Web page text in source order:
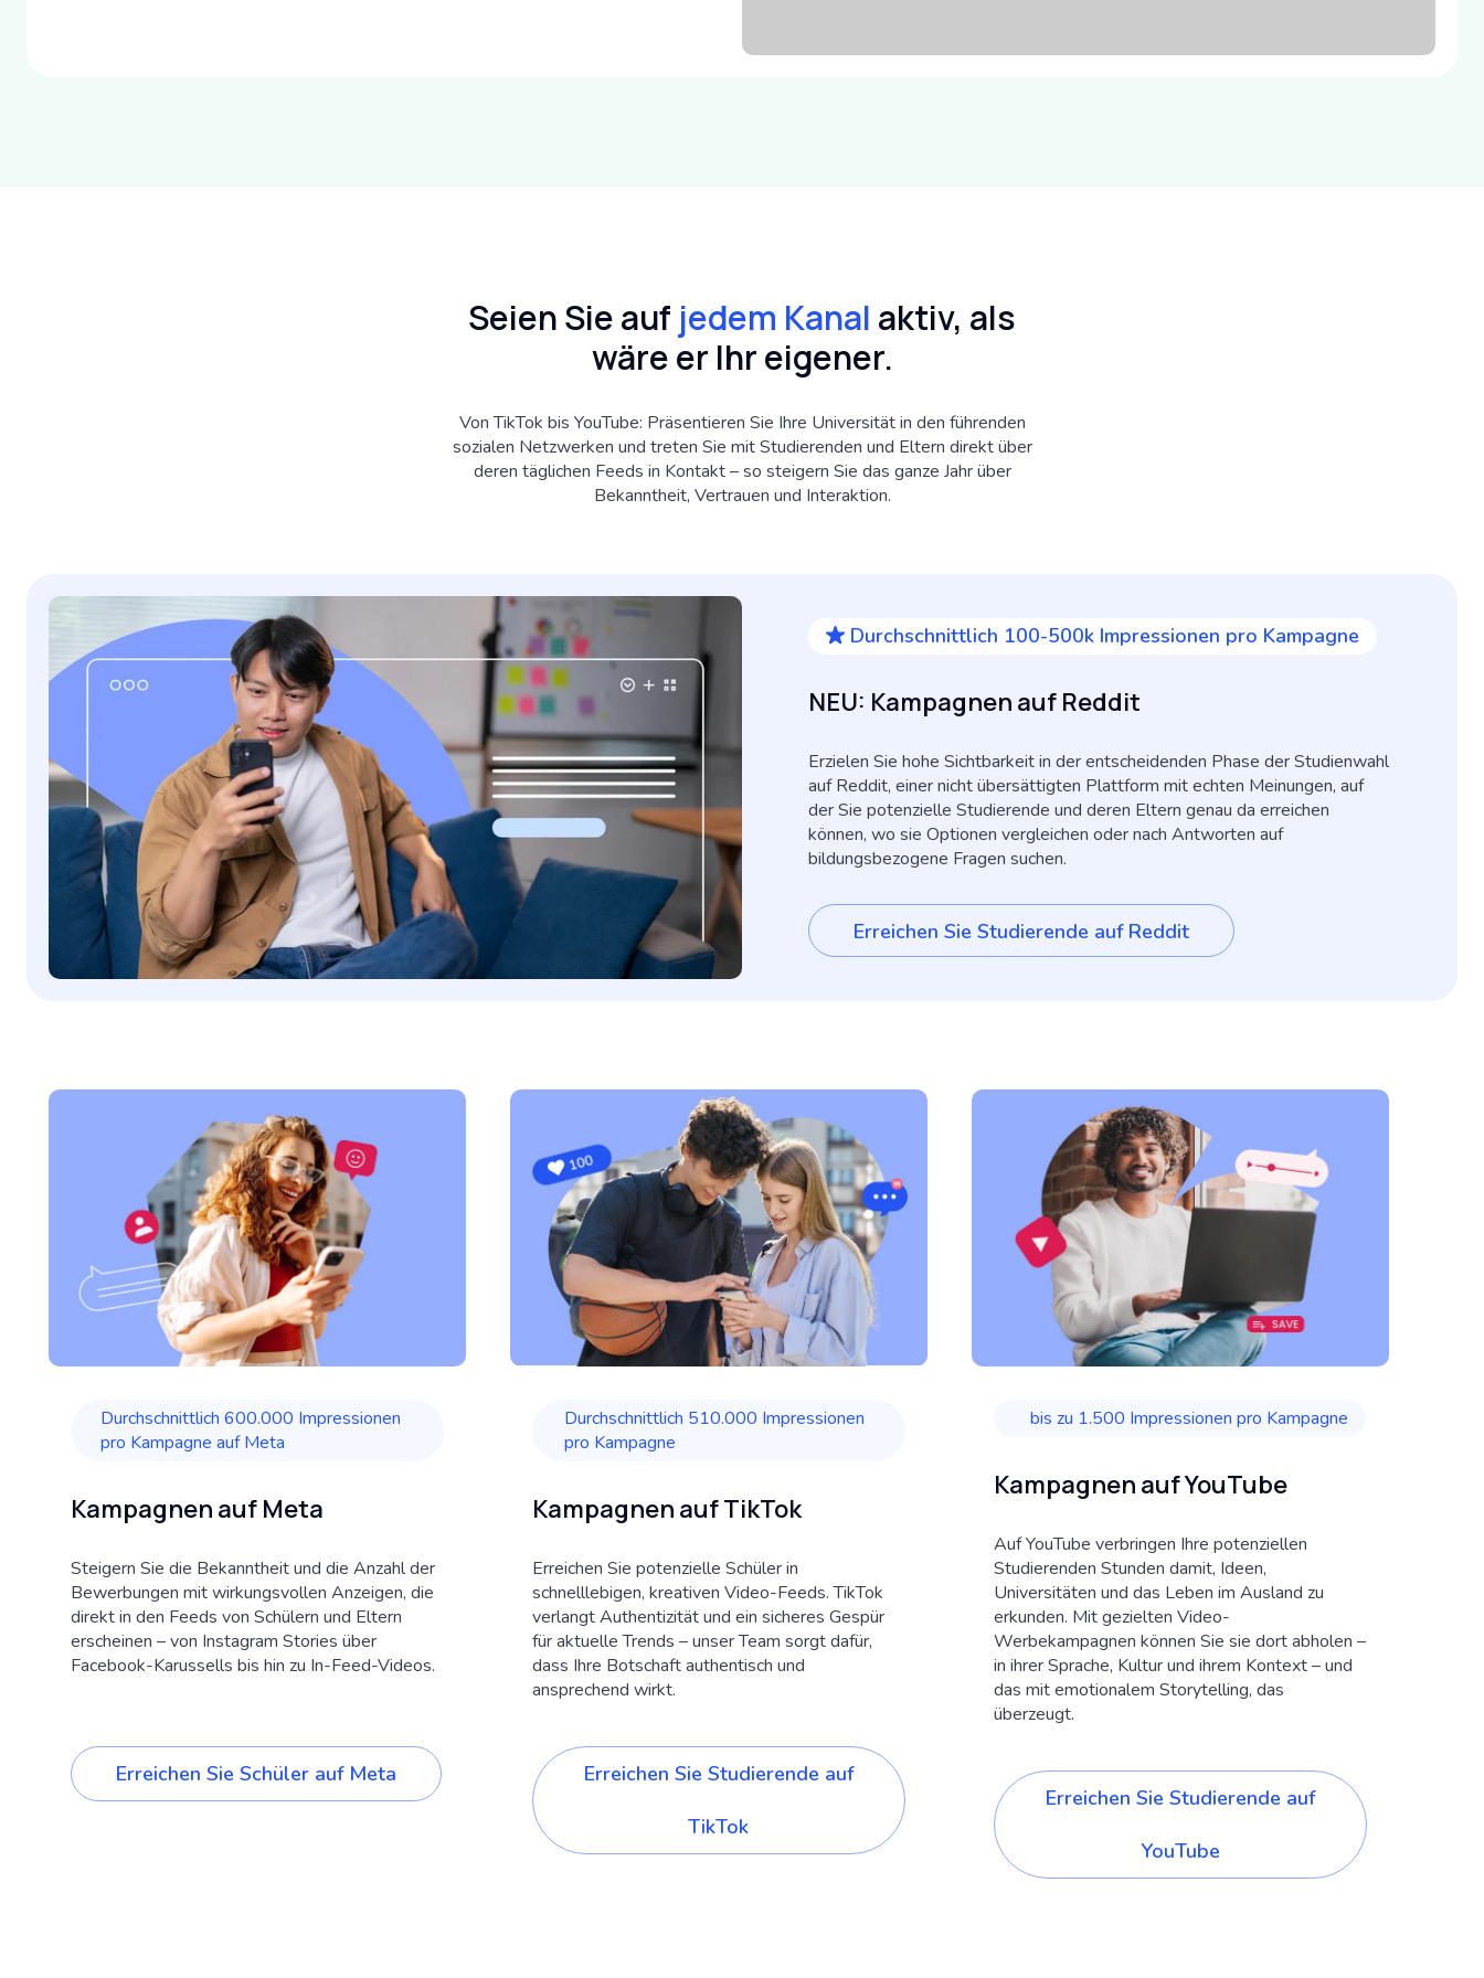
Seien Sie auf jedem Kanal aktiv, als
wäre er Ihr eigener.
Von TikTok bis YouTube: Präsentieren Sie Ihre Universität in den führenden
sozialen Netzwerken und treten Sie mit Studierenden und Eltern direkt über
deren täglichen Feeds in Kontakt – so steigern Sie das ganze Jahr über
Bekanntheit, Vertrauen und Interaktion.
Durchschnittlich 100-500k Impressionen pro Kampagne
NEU: Kampagnen auf Reddit
Erzielen Sie hohe Sichtbarkeit in der entscheidenden Phase der Studienwahl
auf Reddit, einer nicht übersättigten Plattform mit echten Meinungen, auf
der Sie potenzielle Studierende und deren Eltern genau da erreichen
können, wo sie Optionen vergleichen oder nach Antworten auf
bildungsbezogene Fragen suchen.
Erreichen Sie Studierende auf Reddit
Durchschnittlich 600.000 Impressionen
pro Kampagne auf Meta
Kampagnen auf Meta
Steigern Sie die Bekanntheit und die Anzahl der
Bewerbungen mit wirkungsvollen Anzeigen, die
direkt in den Feeds von Schülern und Eltern
erscheinen – von Instagram Stories über
Facebook-Karussells bis hin zu In-Feed-Videos.
Erreichen Sie Schüler auf Meta
Durchschnittlich 510.000 Impressionen
pro Kampagne
Kampagnen auf TikTok
Erreichen Sie potenzielle Schüler in
schnelllebigen, kreativen Video-Feeds. TikTok
verlangt Authentizität und ein sicheres Gespür
für aktuelle Trends – unser Team sorgt dafür,
dass Ihre Botschaft authentisch und
ansprechend wirkt.
Erreichen Sie Studierende auf
TikTok
bis zu 1.500 Impressionen pro Kampagne
Kampagnen auf YouTube
Auf YouTube verbringen Ihre potenziellen
Studierenden Stunden damit, Ideen,
Universitäten und das Leben im Ausland zu
erkunden. Mit gezielten Video-
Werbekampagnen können Sie sie dort abholen –
in ihrer Sprache, Kultur und ihrem Kontext – und
das mit emotionalem Storytelling, das
überzeugt.
Erreichen Sie Studierende auf
YouTube